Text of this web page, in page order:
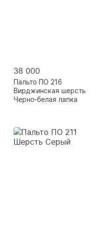
38 000
Пальто ПО 216
Вирджинская шерсть
Черно-белая лапка